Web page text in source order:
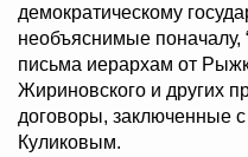
демократическому
необъяснимые поначалу,
письма иерархам от
Жириновского и других
договоры, заключенные
Куликовым.